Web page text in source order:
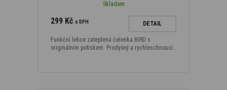
Skladem
299 Kč s DPH DETAIL
Funkční lehce zateplená čelenka BIRD s
originálním potiskem. Prodyšný a rychleschnoucí…